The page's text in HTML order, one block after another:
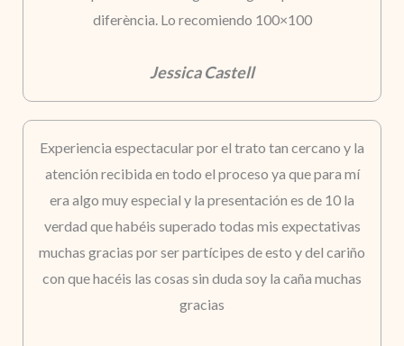
diferència. Lo recomiendo 100×100
Jessica Castell
Experiencia espectacular por el trato tan cercano y la
atención recibida en todo el proceso ya que para mí
era algo muy especial y la presentación es de 10 la
verdad que habéis superado todas mis expectativas
muchas gracias por ser partícipes de esto y del cariño
con que hacéis las cosas sin duda soy la caña muchas
gracias